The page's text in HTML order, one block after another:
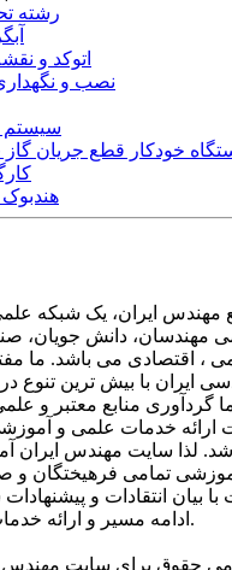
رشته
اتوکد و
نصب و
سیستم
خودکار قطع جریان
مهندس ایران، یک شبکه
مهندسان، دانش جویان،
، اقتصادی می باشد. ما
ایران با بیش ترین تنوع
گردآوری منابع معتبر و
خدمات علمی و
لذا سایت مهندس ایران
تمامی فرهیختگان
با بیان انتقادات و
ادامه مسیر و ارائه خدمات بهتر یاری فرمایید.
حقوق برای سایت